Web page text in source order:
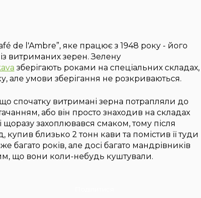
de l'Ambre”, яке працює з 1948 року - його
витриманих зерен. Зелену
зберігають роками на спеціальних складах,
але умови зберігання не розкриваються.
що спочатку витримані зерна потрапляли до
або він просто знаходив на складах
і щоразу захоплювався смаком, тому після
близько 2 тонн кави та помістив її туди
багато років, але досі багато мандрівників
що вони коли-небудь куштували.